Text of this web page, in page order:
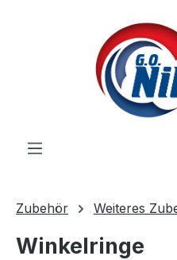
Zum Hauptinhalt springen
Zubehör Weiteres
Winkelringe